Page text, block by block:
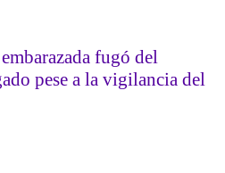
fugó del
pese a la vigilancia del